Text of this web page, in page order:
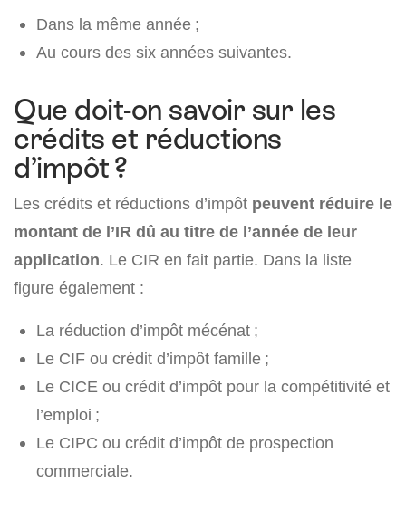
Dans la même année ;
Au cours des six années suivantes.
Que doit-on savoir sur les
crédits et réductions
d’impôt ?
Les crédits et réductions d’impôt peuvent réduire le
montant de l’IR dû au titre de l’année de leur
application. Le CIR en fait partie. Dans la liste
figure également :
La réduction d’impôt mécénat ;
Le CIF ou crédit d’impôt famille ;
Le CICE ou crédit d’impôt pour la compétitivité et
l’emploi ;
Le CIPC ou crédit d’impôt de prospection
commerciale.